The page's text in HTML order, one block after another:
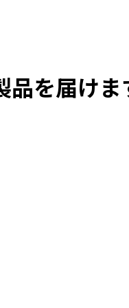
品を届けま